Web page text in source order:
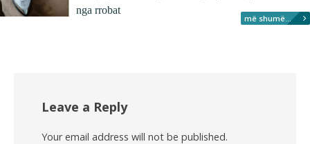
nga rrobat
më shumë...
Leave a Reply
Your email address will not be published.